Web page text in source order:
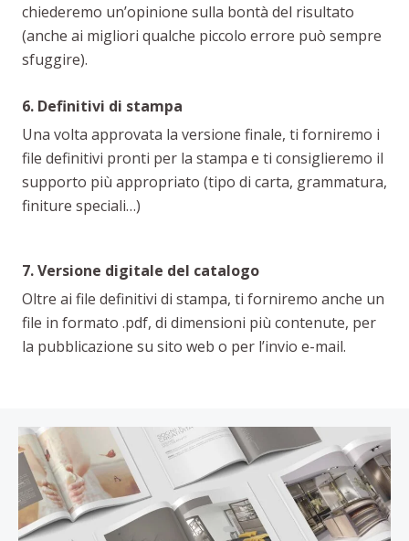
chiederemo un’opinione sulla bontà del risultato
(anche ai migliori qualche piccolo errore può sempre
sfuggire).
6. Definitivi di stampa
Una volta approvata la versione finale, ti forniremo i
file definitivi pronti per la stampa e ti consiglieremo il
supporto più appropriato (tipo di carta, grammatura,
finiture speciali…)
7. Versione digitale del catalogo
Oltre ai file definitivi di stampa, ti forniremo anche un
file in formato .pdf, di dimensioni più contenute, per
la pubblicazione su sito web o per l’invio e-mail.